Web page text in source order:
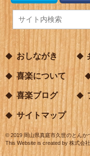
おしながき
喜楽について
喜楽ブログ
サイトマップ
©2019 岡山県真庭市久世のとん
This Website is created by株式会